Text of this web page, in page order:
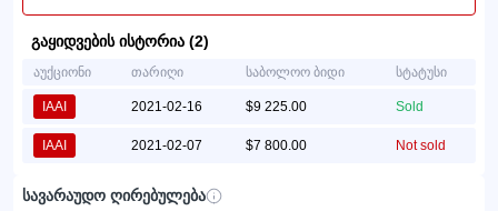
გაყიდვების ისტორია (2)
აუქციონი თარიღი საბოლოო ბიდი სტატუსი
IAAI 2021-02-16 $9 225.00 Sold
IAAI 2021-02-07 $7 800.00 Not sold
სავარაუდო ღირებულება